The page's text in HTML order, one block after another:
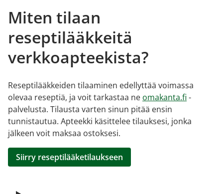
Miten tilaan
reseptilääkkeitä
verkkoapteekista?
Reseptilääkkeiden tilaaminen edellyttää voimassa
olevaa reseptiä, ja voit tarkastaa ne omakanta.fi -
palvelusta. Tilausta varten sinun pitää ensin
tunnistautua. Apteekki käsittelee tilauksesi, jonka
jälkeen voit maksaa ostoksesi.
Siirry reseptilääketilaukseen